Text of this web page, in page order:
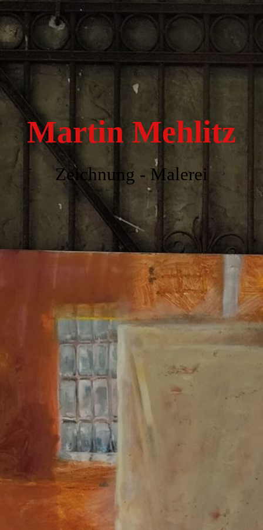
Martin Mehlitz
Zeichnung - Malerei
Home
Zeichnung
Buch
Malerei
Impressum / Datenschutz